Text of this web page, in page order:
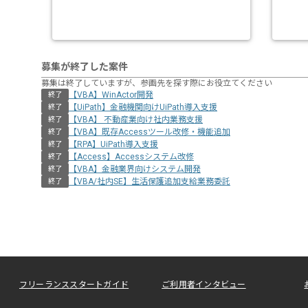
募集が終了した案件
募集は終了していますが、参画先を探す際にお役立てください
終了 【VBA】WinActor開発
終了 【UiPath】金融機関向けUiPath導入支援
終了 【VBA】 不動産業向け社内業務支援
終了 【VBA】既存Accessツール改修・機能追加
終了 【RPA】UiPath導入支援
終了 【Access】Accessシステム改修
終了 【VBA】金融業界向けシステム開発
終了 【VBA/社内SE】生活保護追加支給業務委託
フリーランススタートガイド ご利用者インタビュー